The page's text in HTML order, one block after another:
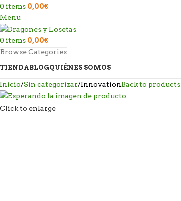
0 items 0,00€
Menu
0 items 0,00€
Browse Categories
TIENDABLOGQUIÉNES SOMOS
Inicio Sin categorizar InnovationBack to products
Click to enlarge